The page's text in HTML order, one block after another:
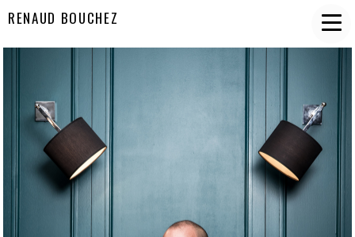
RENAUD BOUCHEZ